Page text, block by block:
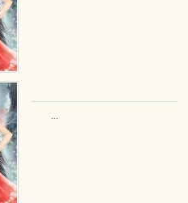
...